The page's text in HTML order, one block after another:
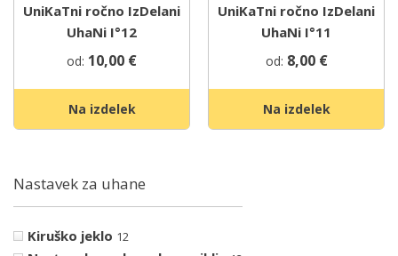
Nastavek za uhane
Kiruško jeklo 12
UniKaTni ročno IzDelani
UhaNi I°12
od: 10,00 €
Na izdelek
UniKaTni ročno IzDelani
UhaNi I°11
od: 8,00 €
Na izdelek